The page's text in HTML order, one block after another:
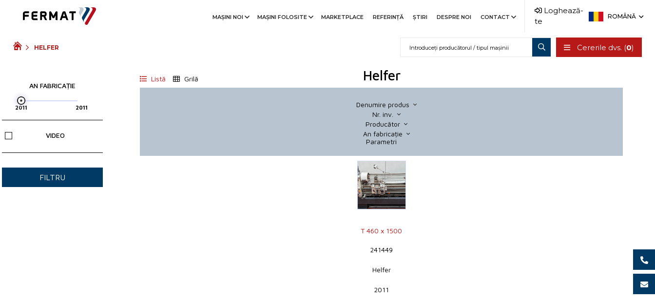
MAȘINI NOI MAȘINI FOLOSITE MARKETPLACE REFERINŢĂ ȘTIRI DESPRE NOI CONTACT
Loghează-
te
ROMÂNĂ
HELFER Cererile dvs. (0)
AN FABRICAȚIE
VIDEO
FILTRU
Listă Grilă Helfer
Denumire produs
Nr. inv.
Producător
An fabricație
Parametri
T 460 x 1500
241449
Helfer
2011